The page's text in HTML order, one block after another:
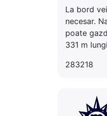
La bord
necesar.
poate
331 m
283218